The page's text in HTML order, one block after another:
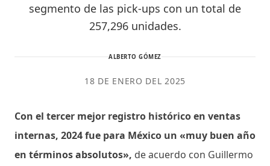
segmento de las pick-ups con un total de
257,296 unidades.
ALBERTO GÓMEZ
18 DE ENERO DEL 2025
Con el tercer mejor registro histórico en ventas
internas, 2024 fue para México un «muy buen año
en términos absolutos», de acuerdo con Guillermo